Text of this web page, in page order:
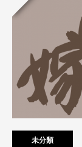
未分類